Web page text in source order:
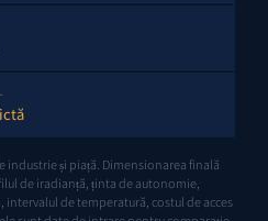
industrie și piață. Dimensionarea finală
de iradianță, ținta de autonomie,
de temperatură, costul de acces